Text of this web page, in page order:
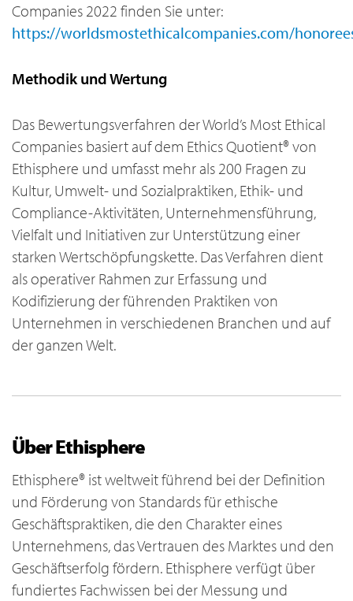
Companies 2022 finden Sie unter:
https://worldsmostethicalcompanies.com/
Methodik und Wertung
Das Bewertungsverfahren der World’s Most Ethical
Companies basiert auf dem Ethics Quotient® von
Ethisphere und umfasst mehr als 200 Fragen zu
Kultur, Umwelt- und Sozialpraktiken, Ethik- und
Compliance-Aktivitäten, Unternehmensführung,
Vielfalt und Initiativen zur Unterstützung einer
starken Wertschöpfungskette. Das Verfahren dient
als operativer Rahmen zur Erfassung und
Kodifizierung der führenden Praktiken von
Unternehmen in verschiedenen Branchen und auf
der ganzen Welt.
Über Ethisphere
Ethisphere® ist weltweit führend bei der Definition
und Förderung von Standards für ethische
Geschäftspraktiken, die den Charakter eines
Unternehmens, das Vertrauen des Marktes und den
Geschäftserfolg fördern. Ethisphere verfügt über
fundiertes Fachwissen bei der Messung und